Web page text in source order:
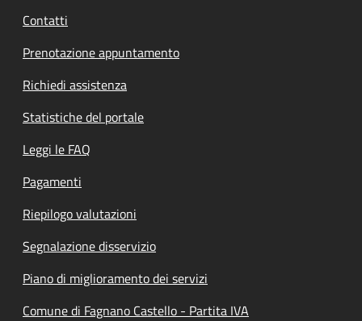
Contatti
Prenotazione appuntamento
Richiedi assistenza
Statistiche del portale
Leggi le FAQ
Pagamenti
Riepilogo valutazioni
Segnalazione disservizio
Piano di miglioramento dei servizi
Comune di Fagnano Castello - Partita IVA